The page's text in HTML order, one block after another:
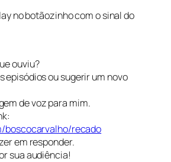
no botãozinho com o sinal do
ouviu?
episódios ou sugerir um novo
de voz para mim.
boscocarvalho/recado
em responder.
sua audiência!